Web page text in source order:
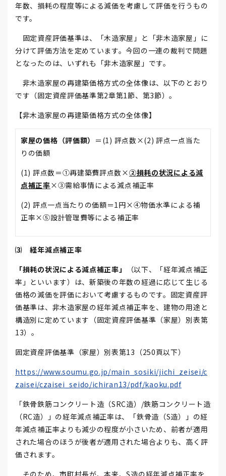
年数、損耗の程度等による減価を考慮して評価を行うもの
です。
固定資産評価基準は、「木造家屋」と「非木造家屋」に
分けて評価方法を定めています。今回の一連の裁判で問題
となったのは、いずれも「非木造家屋」です。
非木造家屋の再建築価格方式の全体像は、以下のとおり
です（固定資産評価基準第2章第1節、第3節）。
【非木造家屋の再建築価格方式の全体像】
家屋の価格（評価額） ＝(1) 評点数×(2) 評点一点当た
りの価額
(1) 評点数＝①再建築費評点数×②損耗の状況による減
点補正率×③需給事情による減点補正率
(2) 評点一点当たりの価額＝1円×④物価水準による補
正率×⑤設計管理費等による補正率
⑶ 経年減点補正率
「損耗の状況による減点補正率」
（以下、「経年減点補正
率」といいます）は、新築後の年数の経過に応じて生じる
価格の減価を評価において考慮するものです。固定資産評
価基準は、非木造家屋の経年減点補正率を、建物の用途と
構造別に定めています（固定資産評価基準（家屋）別表第
13）。
固定資産評価基準（家屋）別表第13（250頁以下）
https://www.soumu.go.jp/main_sosiki/jichi_zeisei/c
zaisei/czaisei_seido/ichiran13/pdf/kaoku.pdf
「鉄骨鉄筋コンクリート造（SRC造）/鉄筋コンクリート造
（RC造）」の経年減点補正率は、「鉄骨造（S造）」の経
年減点補正率よりも減少の程度が小さいため、前者が適用
された場合のほうが後者が適用された場合よりも、高く評
価されます。
そのため、市町村長が、本来、S造の経年減点補正率を